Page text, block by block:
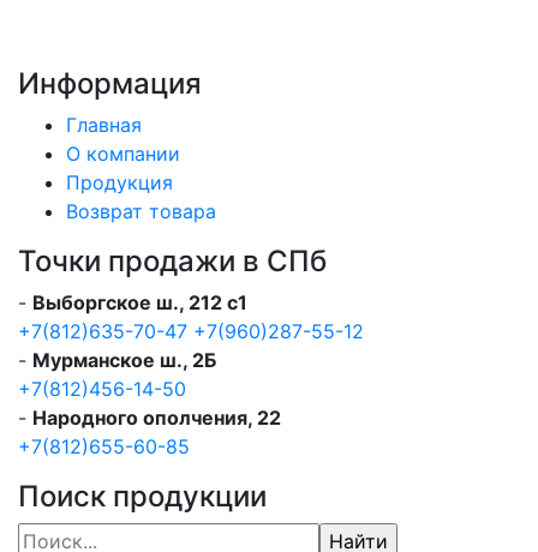
Информация
Главная
О компании
Продукция
Возврат товара
Точки продажи в СПб
- Выборгское ш., 212 с1
+7(812)635-70-47 +7(960)287-55-12
- Мурманское ш., 2Б
+7(812)456-14-50
- Народного ополчения, 22
+7(812)655-60-85
Поиск продукции